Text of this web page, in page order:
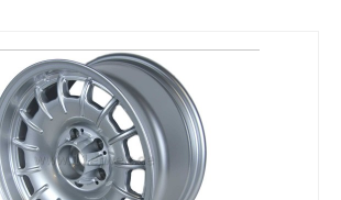
R107, C107, W116